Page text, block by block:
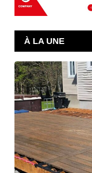
À LA UNE